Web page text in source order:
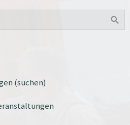
(suchen)